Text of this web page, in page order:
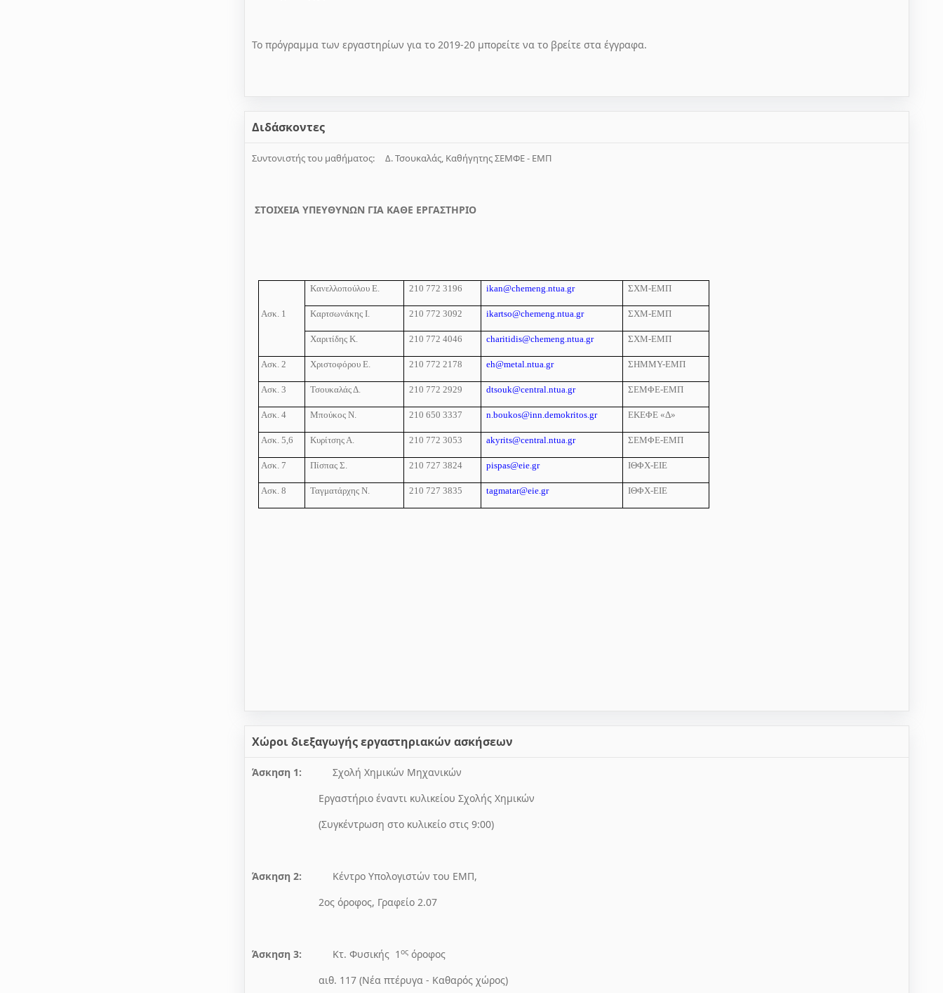
Το πρόγραμμα των εργαστηρίων για το 2019-20 μπορείτε να το βρείτε στα έγγραφα.
Διδάσκοντες
Συντονιστής του μαθήματος: Δ. Τσουκαλάς, Καθήγητης ΣΕΜΦΕ - ΕΜΠ
ΣΤΟΙΧΕΙΑ ΥΠΕΥΘΥΝΩΝ ΓΙΑ ΚΑΘΕ ΕΡΓΑΣΤΗΡΙΟ
Ασκ. 1
Κανελλοπούλου Ε. 210 772 3196 ikan@chemeng.ntua.gr ΣΧΜ-ΕΜΠ
Καρτσωνάκης Ι. 210 772 3092 ikartso@chemeng.ntua.gr ΣΧΜ-ΕΜΠ
Χαριτίδης Κ. 210 772 4046 charitidis@chemeng.ntua.gr ΣΧΜ-ΕΜΠ
Ασκ. 2 Χριστοφόρου Ε. 210 772 2178 eh@metal.ntua.gr ΣΗΜΜΥ-ΕΜΠ
Ασκ. 3 Τσουκαλάς Δ. 210 772 2929 dtsouk@central.ntua.gr ΣΕΜΦΕ-ΕΜΠ
Ασκ. 4 Μπούκος Ν. 210 650 3337 n.boukos@inn.demokritos.gr ΕΚΕΦΕ «Δ»
Ασκ. 5,6 Κυρίτσης Α. 210 772 3053 akyrits@central.ntua.gr ΣΕΜΦΕ-ΕΜΠ
Ασκ. 7 Πίσπας Σ. 210 727 3824 pispas@eie.gr ΙΘΦΧ-ΕΙΕ
Ασκ. 8 Ταγματάρχης Ν. 210 727 3835 tagmatar@eie.gr ΙΘΦΧ-ΕΙΕ
Χώροι διεξαγωγής εργαστηριακών ασκήσεων
Άσκηση 1:
Σχολή Χημικών Μηχανικών
Εργαστήριο έναντι κυλικείου Σχολής Χημικών
(Συγκέντρωση στο κυλικείο στις 9:00)
Άσκηση 2:
Κέντρο Υπολογιστών του ΕΜΠ,
2ος όροφος, Γραφείο 2.07
Άσκηση 3: Κτ. Φυσικής 1 ος όροφος
αιθ. 117 (Νέα πτέρυγα - Καθαρός χώρος)